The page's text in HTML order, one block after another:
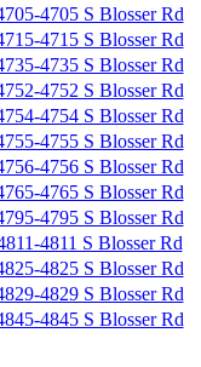
4705 S Blosser Rd
4715 S Blosser Rd
4735 S Blosser Rd
4752 S Blosser Rd
4754 S Blosser Rd
4755 S Blosser Rd
4756 S Blosser Rd
4765 S Blosser Rd
4795 S Blosser Rd
4811 S Blosser Rd
4825 S Blosser Rd
4829 S Blosser Rd
4845 S Blosser Rd